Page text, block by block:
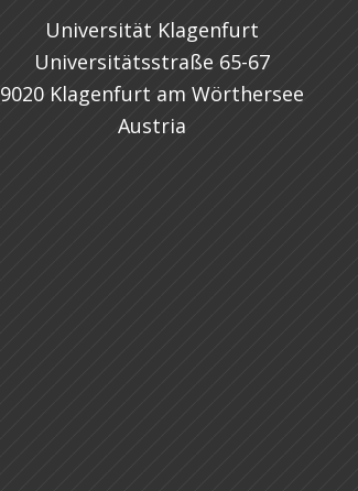
Universität Klagenfurt
Universitätsstraße 65-67
9020 Klagenfurt am Wörthersee
Austria